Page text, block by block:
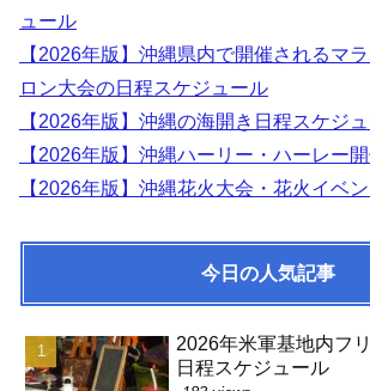
ュール
【2026年版】沖縄県内で開催されるマ
ロン大会の日程スケジュール
【2026年版】沖縄の海開き日程スケジ
【2026年版】沖縄ハーリー・ハーレー
【2026年版】沖縄花火大会・花火イベ
今日の人気記事
2026年米軍基地内フ
日程スケジュール